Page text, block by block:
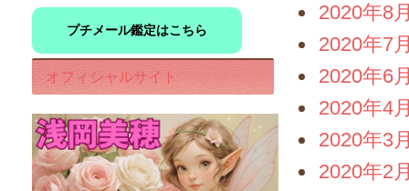
2020年8
2020年7
2020年6
2020年4
2020年3
2020年2
プチメール鑑定はこちら
オフィシャルサイト